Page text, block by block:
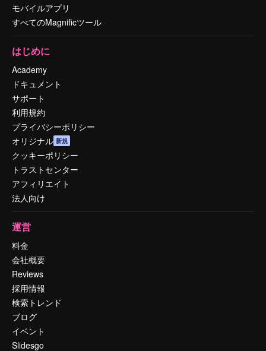
モバイルアプリ
すべてのMagnificツール
はじめに
Academy
ドキュメント
サポート
利用規約
プライバシーポリシー
オリジナル 新規
クッキーポリシー
トラストセンター
アフィリエイト
法人向け
運営
料金
会社概要
Reviews
採用情報
検索トレンド
ブログ
イベント
Slidesgo